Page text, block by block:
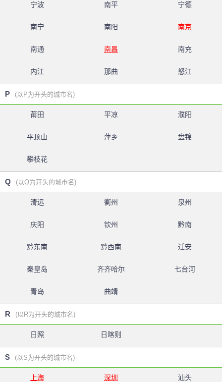
宁波 南平 宁德
南宁 南阳 南京
南通 南昌 南充
内江 那曲 怒江
P (以P为开头的城市名)
莆田 平凉 濮阳
平顶山 萍乡 盘锦
攀枝花
Q (以Q为开头的城市名)
清远 衢州 泉州
庆阳 钦州 黔南
黔东南 黔西南 迁安
秦皇岛 齐齐哈尔 七台河
青岛 曲靖
R (以R为开头的城市名)
日照 日喀则
S (以S为开头的城市名)
上海 深圳 汕头